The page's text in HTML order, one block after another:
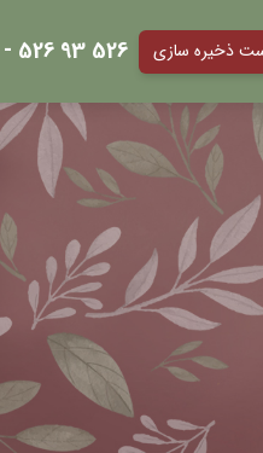
ذخیره سازی 526 93 526 - 021